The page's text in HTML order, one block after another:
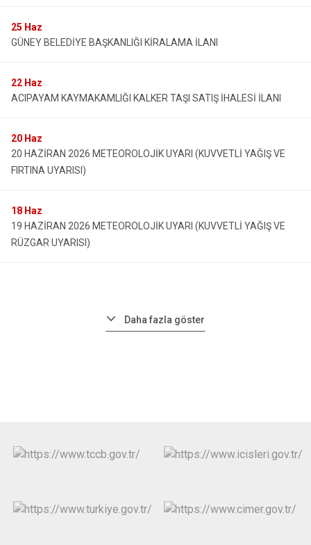
25 Haz
GÜNEY BELEDİYE BAŞKANLIĞI KİRALAMA İLANI
22 Haz
ACIPAYAM KAYMAKAMLIĞI KALKER TAŞI SATIŞ İHALESİ İLANI
20 Haz
20 HAZİRAN 2026 METEOROLOJİK UYARI (KUVVETLİ YAĞIŞ VE
FIRTINA UYARISI)
18 Haz
19 HAZİRAN 2026 METEOROLOJİK UYARI (KUVVETLİ YAĞIŞ VE
RÜZGAR UYARISI)
Daha fazla göster